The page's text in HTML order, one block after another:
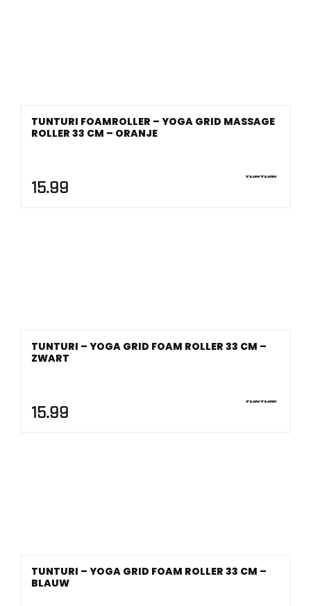
TUNTURI FOAMROLLER – YOGA GRID MASSAGE
ROLLER 33 CM – ORANJE
15.99
TUNTURI – YOGA GRID FOAM ROLLER 33 CM –
ZWART
15.99
TUNTURI – YOGA GRID FOAM ROLLER 33 CM –
BLAUW